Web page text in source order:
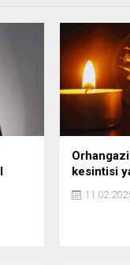
kesintisi